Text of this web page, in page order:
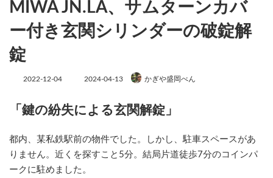
MIWA JN.LA、サムターンカバ
ー付き玄関シリンダーの破錠解
錠
2022-12-04
最
新
日
:
2024-04-13 かぎや盛岡べん
「鍵の紛失による玄関解錠」
都内、某私鉄駅前の物件でした。しかし、駐車スペースがあ
りません。近くを探すこと5分。結局片道徒歩7分のコインパ
ークに駐めました。